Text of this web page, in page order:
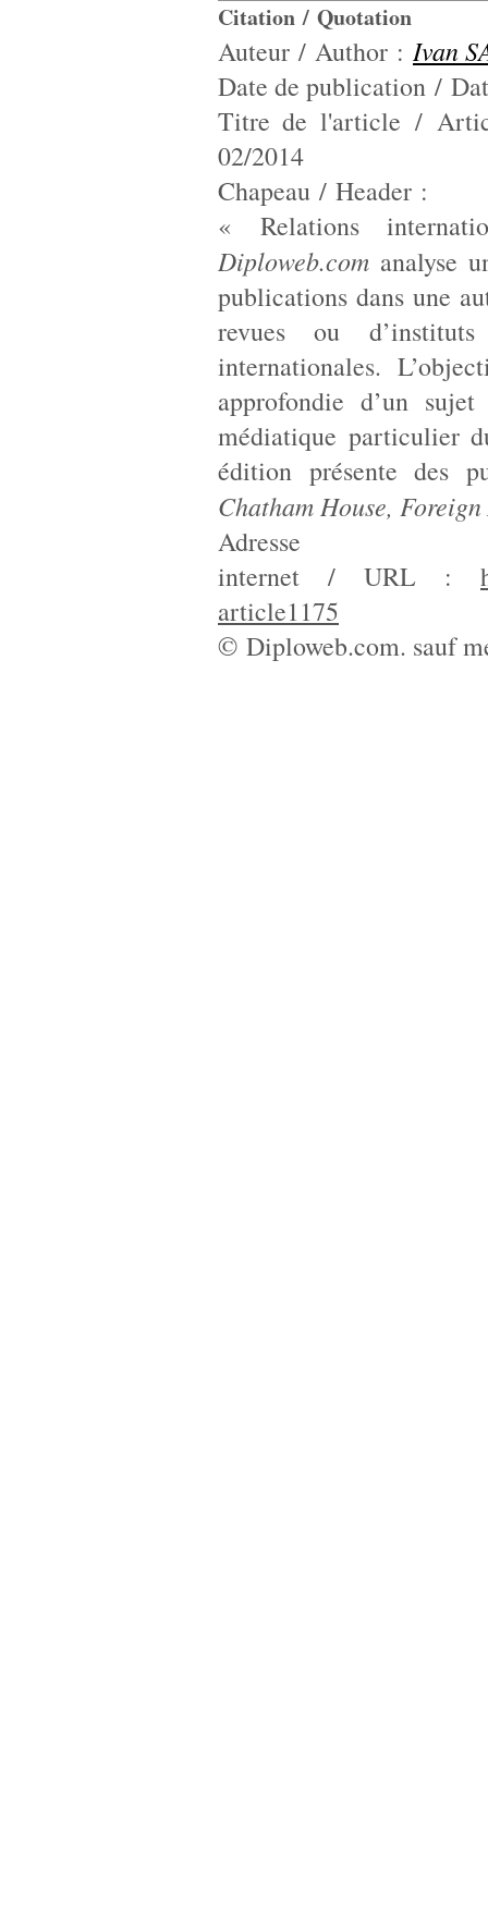
Citation / Quotation
Auteur / Author : Ivan
Date de publication /
Titre de l'article /
02/2014
Chapeau / Header :
« Relations
Diploweb.com analyse
publications dans une
revues ou
internationales.
approfondie d’un
médiatique particulier
édition présente des
Chatham House,
Adresse
internet / URL :
article1175
© Diploweb.com. sauf